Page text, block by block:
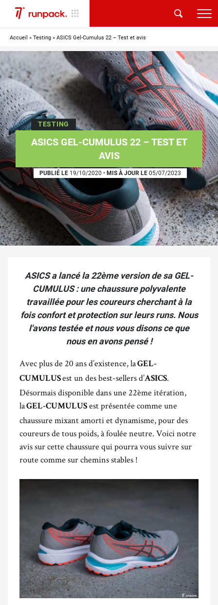
Accueil » Testing » ASICS Gel-Cumulus 22 – Test et avis
TESTING
ASICS GEL-CUMULUS 22 – TEST ET
AVIS
PUBLIÉ LE 19/10/2020 • MIS À JOUR LE 05/07/2023
ASICS a lancé la 22ème version de sa GEL-
CUMULUS : une chaussure polyvalente
travaillée pour les coureurs cherchant à la
fois confort et protection sur leurs runs. Nous
l'avons testée et nous vous disons ce que
nous en avons pensé !
Avec plus de 20 ans d’existence, laGEL-
CUMULUSest un des best-sellers d’ASICS.
Désormais disponible dans une 22ème itération,
laGEL-CUMULUS est présentée comme une
chaussure mixant amorti et dynamisme, pour des
coureurs de tous poids, à foulée neutre. Voici notre
avis sur cette chaussure qui pourra vous suivre sur
route comme sur chemins stables !